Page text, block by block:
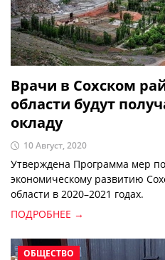
Врачи в Сохском
области будут
окладу
10 Август, 2020
Утверждена Программа мер
экономическому развитию
области в 2020–2021 годах.
ПОДРОБНЕЕ →
ОБЩЕСТВО